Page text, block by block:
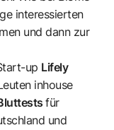
interessierten
und dann zur
up Lifely
inhouse
für
und